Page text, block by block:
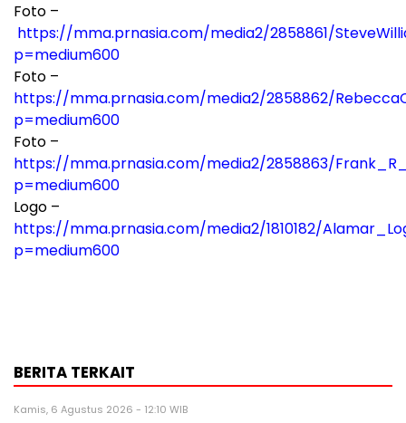
Foto –
https://mma.prnasia.com/media2/2858861/
p=medium600
Foto –
https://mma.prnasia.com/media2/2858862/
p=medium600
Foto –
https://mma.prnasia.com/media2/2858863/
p=medium600
Logo –
https://mma.prnasia.com/media2/1810182/
p=medium600
BERITA TERKAIT
Kamis, 6 Agustus 2026 - 12:10 WIB